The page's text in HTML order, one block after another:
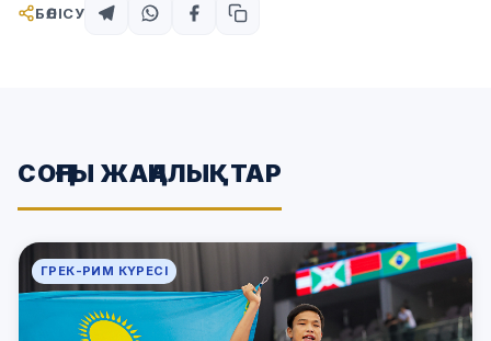
БӨЛІСУ
СОҢҒЫ ЖАҢАЛЫҚТАР
ГРЕК-РИМ КҮРЕСІ